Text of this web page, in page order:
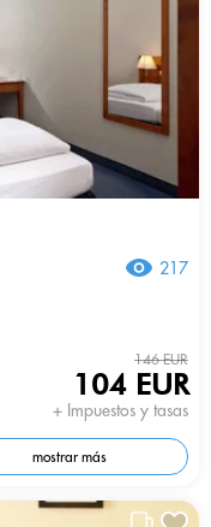
217
146 EUR
104 EUR
+ Impuestos y tasas
mostrar más